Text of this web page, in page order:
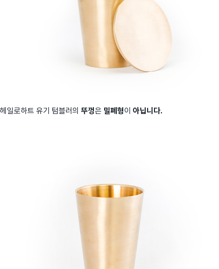
헤일로하트 유기 텀블러의 뚜껑은 밀폐형이 아닙니다.